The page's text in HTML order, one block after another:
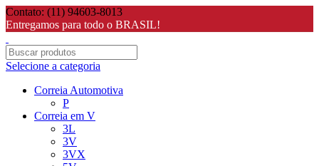
Contato: (11) 94603-8013
Entregamos para todo o BRASIL!
Selecione a categoria
Correia Automotiva
P
Correia em V
3L
3V
3VX